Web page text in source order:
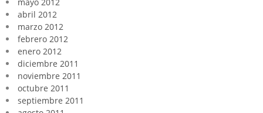
abril 2012
marzo 2012
febrero 2012
enero 2012
diciembre 2011
noviembre 2011
octubre 2011
septiembre 2011